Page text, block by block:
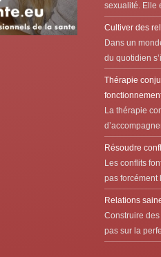
sexualité. Elle
Cultiver des
Dans un
du quotidien
Thérapie
La thérapie
Résoudre
Les conflits
pas forcément
Relations
Construire
pas sur la